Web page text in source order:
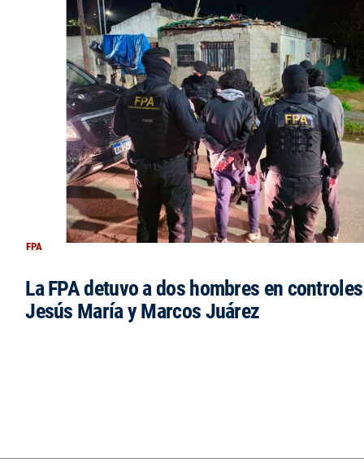
FPA
La FPA detuvo a dos hombres en
Jesús María y Marcos Juárez